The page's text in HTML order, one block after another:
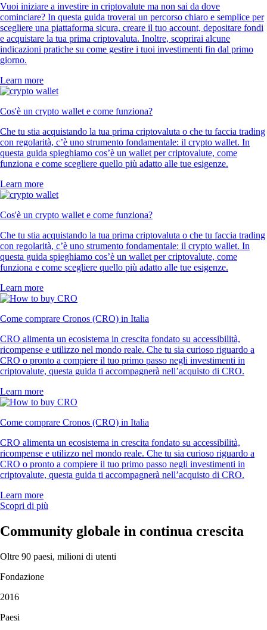
Vuoi iniziare a investire in criptovalute ma non sai da dove
cominciare? In questa guida troverai un percorso chiaro e semplice per
scegliere una piattaforma sicura, creare il tuo account, depositare fondi
e acquistare la tua prima criptovaluta. Inoltre, scoprirai alcune
indicazioni pratiche su come gestire i tuoi investimenti fin dal primo
giorno.
Learn more
Cos'è un crypto wallet e come funziona?
Che tu stia acquistando la tua prima criptovaluta o che tu faccia trading
con regolarità, c’è uno strumento fondamentale: il crypto wallet. In
questa guida spieghiamo cos’è un wallet per criptovalute, come
funziona e come scegliere quello più adatto alle tue esigenze.
Learn more
Cos'è un crypto wallet e come funziona?
Che tu stia acquistando la tua prima criptovaluta o che tu faccia trading
con regolarità, c’è uno strumento fondamentale: il crypto wallet. In
questa guida spieghiamo cos’è un wallet per criptovalute, come
funziona e come scegliere quello più adatto alle tue esigenze.
Learn more
Come comprare Cronos (CRO) in Italia
CRO alimenta un ecosistema in crescita fondato su accessibilità,
ricompense e utilizzo nel mondo reale. Che tu sia curioso riguardo a
CRO o pronto a compiere il tuo primo passo negli investimenti in
criptovalute, questa guida ti accompagnerà nell’acquisto di CRO.
Learn more
Come comprare Cronos (CRO) in Italia
CRO alimenta un ecosistema in crescita fondato su accessibilità,
ricompense e utilizzo nel mondo reale. Che tu sia curioso riguardo a
CRO o pronto a compiere il tuo primo passo negli investimenti in
criptovalute, questa guida ti accompagnerà nell’acquisto di CRO.
Learn more
Scopri di più
Community globale in continua crescita
Oltre 90 paesi, milioni di utenti
Fondazione
2016
Paesi